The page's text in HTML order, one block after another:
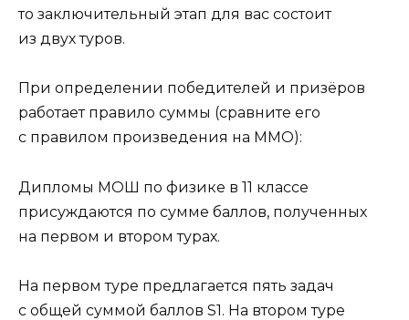
то заключительный этап для вас состоит
из двух туров.
При определении победителей и призёров
работает правило суммы (сравните его
с правилом произведения на ММО):
Дипломы МОШ по физике в 11 классе
присуждаются по сумме баллов, полученных
на первом и втором турах.
На первом туре предлагается пять задач
с общей суммой баллов S1. На втором туре